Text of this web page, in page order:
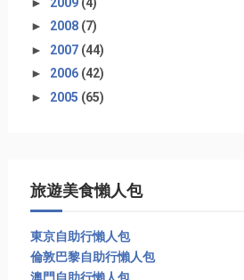
► 2008 (7)
► 2007 (44)
► 2006 (42)
► 2005 (65)
旅遊美食懶人包
東京自助行懶人包
倫敦巴黎自助行懶人包